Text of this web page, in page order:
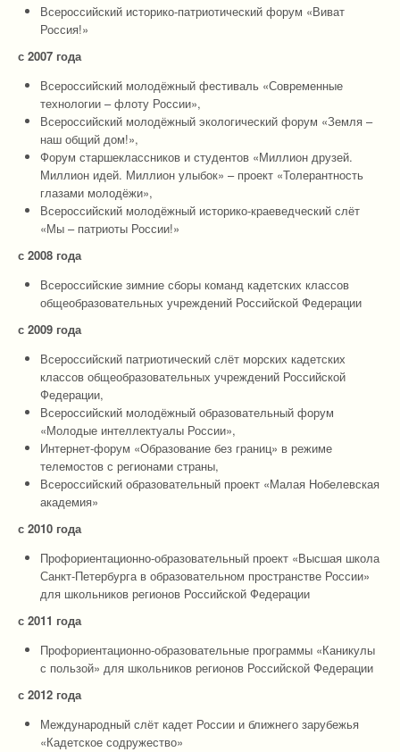
Всероссийский историко-патриотический форум «Виват
Россия!»
с 2007 года
Всероссийский молодёжный фестиваль «Современные
технологии – флоту России»,
Всероссийский молодёжный экологический форум «Земля –
наш общий дом!»,
Форум старшеклассников и студентов «Миллион друзей.
Миллион идей. Миллион улыбок» – проект «Толерантность
глазами молодёжи»,
Всероссийский молодёжный историко-краеведческий слёт
«Мы – патриоты России!»
с 2008 года
Всероссийские зимние сборы команд кадетских классов
общеобразовательных учреждений Российской Федерации
с 2009 года
Всероссийский патриотический слёт морских кадетских
классов общеобразовательных учреждений Российской
Федерации,
Всероссийский молодёжный образовательный форум
«Молодые интеллектуалы России»,
Интернет-форум «Образование без границ» в режиме
телемостов с регионами страны,
Всероссийский образовательный проект «Малая Нобелевская
академия»
с 2010 года
Профориентационно-образовательный проект «Высшая школа
Санкт-Петербурга в образовательном пространстве России»
для школьников регионов Российской Федерации
с 2011 года
Профориентационно-образовательные программы «Каникулы
с пользой» для школьников регионов Российской Федерации
с 2012 года
Международный слёт кадет России и ближнего зарубежья
«Кадетское содружество»